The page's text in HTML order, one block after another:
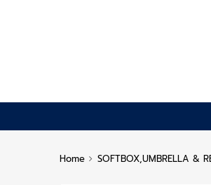
to
Home SOFTBOX,UMBRELLA &